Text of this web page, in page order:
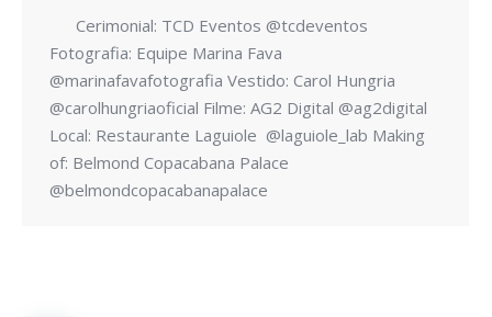
Cerimonial: TCD Eventos @tcdeventos
Fotografia: Equipe Marina Fava
@marinafavafotografia Vestido: Carol Hungria
@carolhungriaoficial Filme: AG2 Digital @ag2digital
Local: Restaurante Laguiole @laguiole_lab Making
of: Belmond Copacabana Palace
@belmondcopacabanapalace